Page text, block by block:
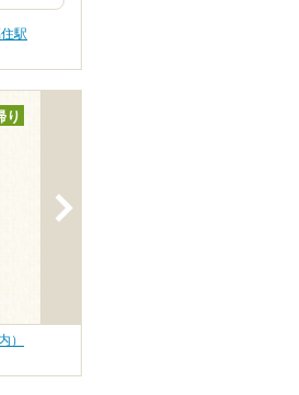
駅
り
）